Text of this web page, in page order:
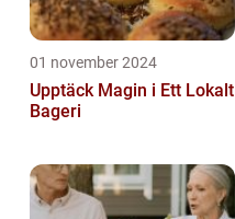
01 november 2024
Upptäck Magin i Ett Lokalt
Bageri